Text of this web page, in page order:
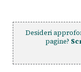
Desideri
pagine?